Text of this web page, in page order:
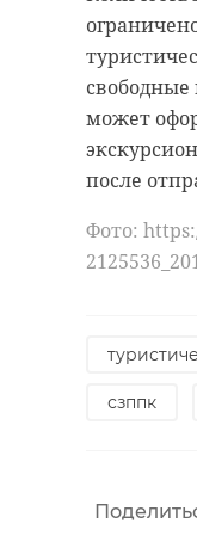
свободные
может
после
Фото:
сзппк